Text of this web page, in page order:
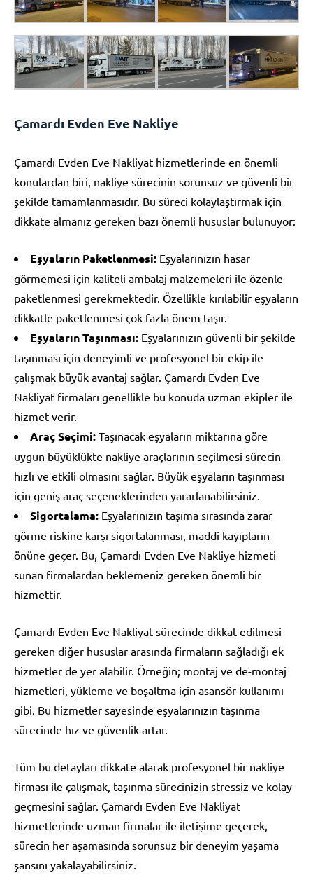
Çamardı Evden Eve Nakliye
Çamardı Evden Eve Nakliyat hizmetlerinde en önemli
konulardan biri, nakliye sürecinin sorunsuz ve güvenli bir
şekilde tamamlanmasıdır. Bu süreci kolaylaştırmak için
dikkate almanız gereken bazı önemli hususlar bulunuyor:
Eşyaların Paketlenmesi: Eşyalarınızın hasar
görmemesi için kaliteli ambalaj malzemeleri ile özenle
paketlenmesi gerekmektedir. Özellikle kırılabilir eşyaların
dikkatle paketlenmesi çok fazla önem taşır.
Eşyaların Taşınması: Eşyalarınızın güvenli bir şekilde
taşınması için deneyimli ve profesyonel bir ekip ile
çalışmak büyük avantaj sağlar. Çamardı Evden Eve
Nakliyat firmaları genellikle bu konuda uzman ekipler ile
hizmet verir.
Araç Seçimi: Taşınacak eşyaların miktarına göre
uygun büyüklükte nakliye araçlarının seçilmesi sürecin
hızlı ve etkili olmasını sağlar. Büyük eşyaların taşınması
için geniş araç seçeneklerinden yararlanabilirsiniz.
Sigortalama: Eşyalarınızın taşıma sırasında zarar
görme riskine karşı sigortalanması, maddi kayıpların
önüne geçer. Bu, Çamardı Evden Eve Nakliye hizmeti
sunan firmalardan beklemeniz gereken önemli bir
hizmettir.
Çamardı Evden Eve Nakliyat sürecinde dikkat edilmesi
gereken diğer hususlar arasında firmaların sağladığı ek
hizmetler de yer alabilir. Örneğin; montaj ve de-montaj
hizmetleri, yükleme ve boşaltma için asansör kullanımı
gibi. Bu hizmetler sayesinde eşyalarınızın taşınma
sürecinde hız ve güvenlik artar.
Tüm bu detayları dikkate alarak profesyonel bir nakliye
firması ile çalışmak, taşınma sürecinizin stressiz ve kolay
geçmesini sağlar. Çamardı Evden Eve Nakliyat
hizmetlerinde uzman firmalar ile iletişime geçerek,
sürecin her aşamasında sorunsuz bir deneyim yaşama
şansını yakalayabilirsiniz.